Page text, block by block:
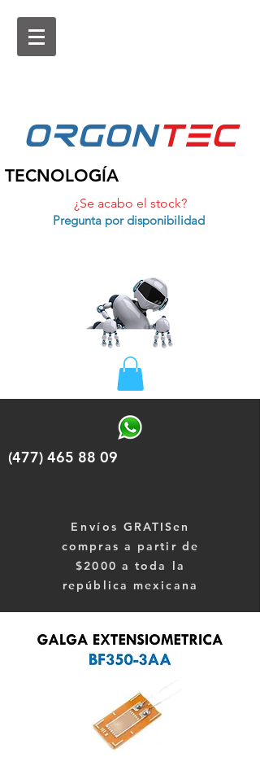
ORGONtEc
TECNOLOGÍA
¿Se acabo el stock?
Pregunta por disponibilidad
(477) 465 88 09
Envíos GRATISen
compras a partir de
$2000 a toda la
república mexicana